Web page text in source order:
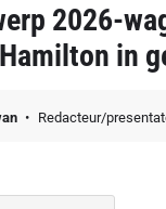
2026-
in
Redacteur/